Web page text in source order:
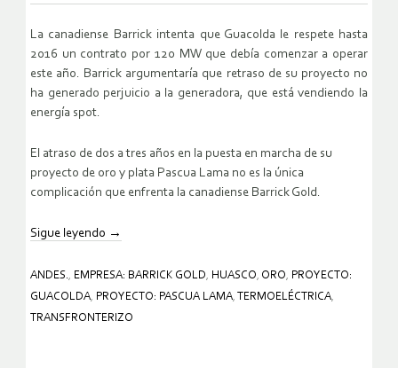
La canadiense Barrick intenta que Guacolda le respete hasta
2016 un contrato por 120 MW que debía comenzar a operar
este año. Barrick argumentaría que retraso de su proyecto no
ha generado perjuicio a la generadora, que está vendiendo la
energía spot.
El atraso de dos a tres años en la puesta en marcha de su
proyecto de oro y plata Pascua Lama no es la única
complicación que enfrenta la canadiense Barrick Gold.
Sigue leyendo →
ANDES. EMPRESA: BARRICK GOLD HUASCO ORO
PROYECTO:
GUACOLDA
PROYECTO: PASCUA LAMA TERMOELÉCTRICA
TRANSFRONTERIZO